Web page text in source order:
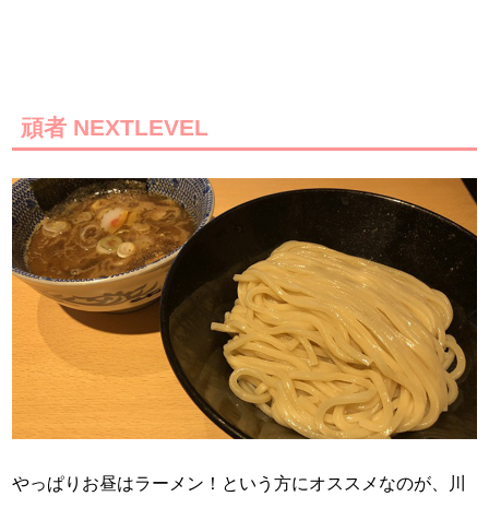
頑者 NEXTLEVEL
やっぱりお昼はラーメン！という方にオススメなのが、川